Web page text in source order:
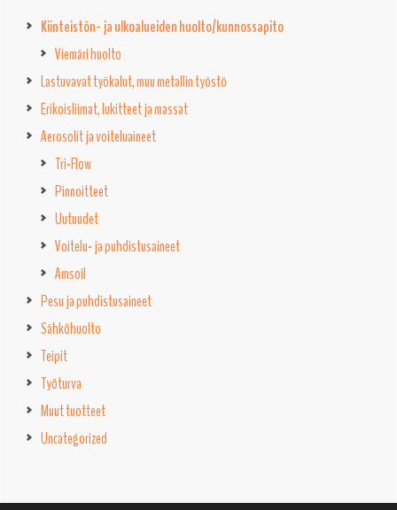
Kiinteistön- ja ulkoalueiden huolto/kunnossapito
Viemäri huolto
Lastuvavat työkalut, muu metallin työstö
Erikoisliimat, lukitteet ja massat
Aerosolit ja voiteluaineet
Tri-Flow
Pinnoitteet
Uutuudet
Voitelu- ja puhdistusaineet
Amsoil
Pesu ja puhdistusaineet
Sähköhuolto
Teipit
Työturva
Muut tuotteet
Uncategorized